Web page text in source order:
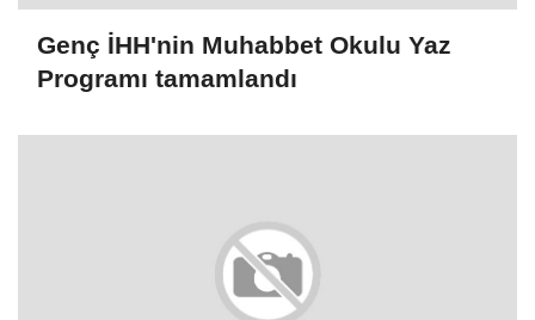
Genç İHH'nin Muhabbet Okulu Yaz
Programı tamamlandı